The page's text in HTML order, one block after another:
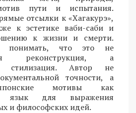
пути и испытания.
отсылки к «Хагакурэ»,
к эстетике ваби-саби и
к жизни и смерти.
понимать, что это не
реконструкция, а
стилизация. Автор не
точности, а
мотивы как
язык для выражения
и философских идей.